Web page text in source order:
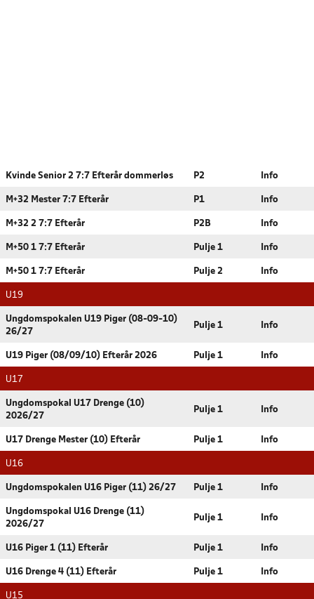
Kvinde Senior 2 7:7 Efterår dommerløs P2 Info
M+32 Mester 7:7 Efterår P1 Info
M+32 2 7:7 Efterår P2B Info
M+50 1 7:7 Efterår Pulje 1 Info
M+50 1 7:7 Efterår Pulje 2 Info
U19
Ungdomspokalen U19 Piger (08-09-10)
26/27
Pulje 1 Info
U19 Piger (08/09/10) Efterår 2026 Pulje 1 Info
U17
Ungdomspokal U17 Drenge (10)
2026/27
Pulje 1 Info
U17 Drenge Mester (10) Efterår Pulje 1 Info
U16
Ungdomspokalen U16 Piger (11) 26/27 Pulje 1 Info
Ungdomspokal U16 Drenge (11)
2026/27
Pulje 1 Info
U16 Piger 1 (11) Efterår Pulje 1 Info
U16 Drenge 4 (11) Efterår Pulje 1 Info
U15